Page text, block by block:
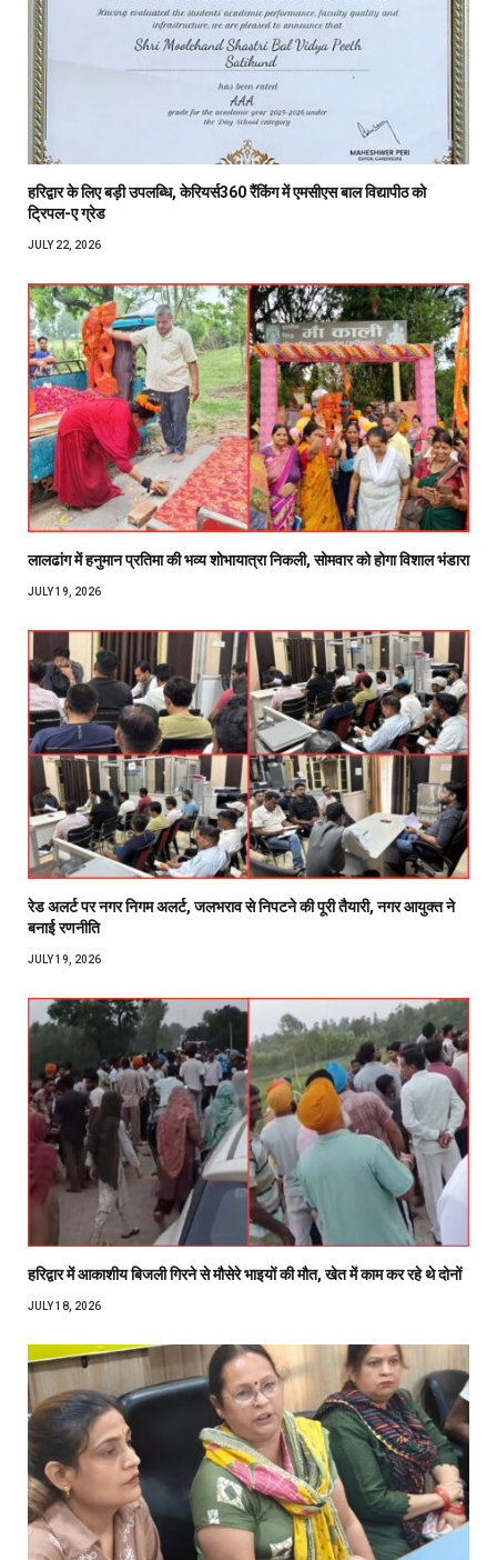
हरिद्वार के लिए बड़ी उपलब्धि, केरियर्स360 रैंकिंग में एमसीएस बाल विद्यापीठ को
ट्रिपल-ए ग्रेड
JULY 22, 2026
लालढांग में हनुमान प्रतिमा की भव्य शोभायात्रा निकली, सोमवार को होगा विशाल भंडारा
JULY 19, 2026
रेड अलर्ट पर नगर निगम अलर्ट, जलभराव से निपटने की पूरी तैयारी, नगर आयुक्त ने
बनाई रणनीति
JULY 19, 2026
हरिद्वार में आकाशीय बिजली गिरने से मौसेरे भाइयों की मौत, खेत में काम कर रहे थे दोनों
JULY 18, 2026